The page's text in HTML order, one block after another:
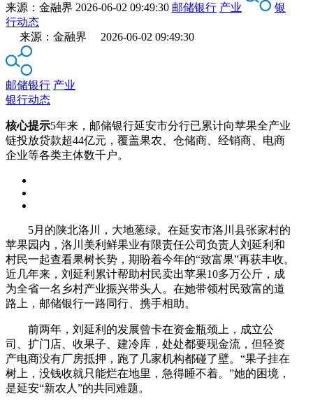
来源： 金融界 2026-06-02 09:49:30 邮储银行 产业
银
行动态
来源：金融界 2026-06-02 09:49:30
邮储银行 产业
银行动态
核心提示5年来，邮储银行延安市分行已累计向苹果全产业
链投放贷款超44亿元，覆盖果农、仓储商、经销商、电商
企业等各类主体数千户。
5月的陕北洛川，大地葱绿。在延安市洛川县张家村的
苹果园内，洛川美利鲜果业有限责任公司负责人刘延利和
村民一起查看果树长势，期盼着今年的“致富果”再获丰收。
近几年来，刘延利累计帮助村民卖出苹果10多万公斤，成
为全省一名乡村产业振兴带头人。在她带领村民致富的道
路上，邮储银行一路同行、携手相助。
前两年，刘延利的发展曾卡在资金瓶颈上，成立公
司、扩门店、收果子、建冷库，处处都要现金流，但轻资
产电商没有厂房抵押，跑了几家机构都碰了壁。“果子挂在
树上，没钱收就只能烂在地里，急得睡不着。”她的困境，
是延安“新农人”的共同难题。